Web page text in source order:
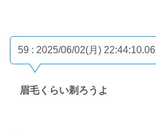
59 : 2025/06/02(月) 22:44:10.06
眉毛くらい剃ろうよ